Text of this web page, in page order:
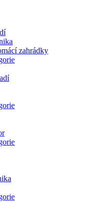
zahrádky